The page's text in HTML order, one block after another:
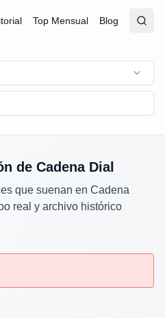
Top Mensual Blog
Abrir
de Cadena Dial
que suenan en Cadena
real y archivo histórico